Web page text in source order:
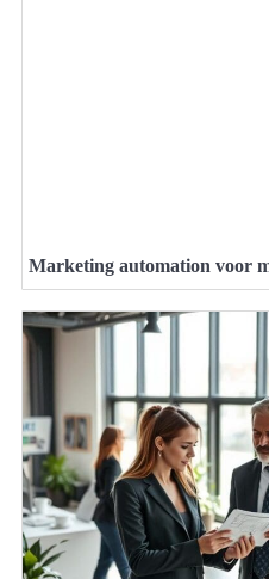
Marketing automation voor